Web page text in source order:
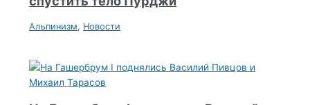
Альпинизм, Новости